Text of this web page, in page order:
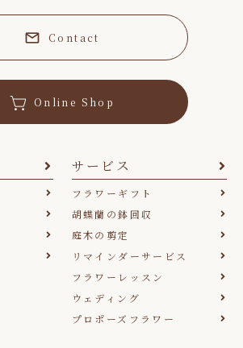
Contact
Online Shop
サービス
フラワーギフト
胡蝶蘭の鉢回収
庭木の剪定
リマインダーサービス
フラワーレッスン
ウェディング
プロポーズフラワー